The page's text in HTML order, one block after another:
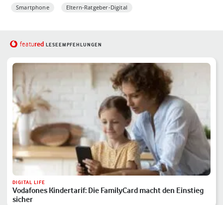
Smartphone Eltern-Ratgeber-Digital
featured LESEEMPFEHLUNGEN
DIGITAL LIFE
Vodafones Kindertarif: Die FamilyCard macht den Einstieg
sicher